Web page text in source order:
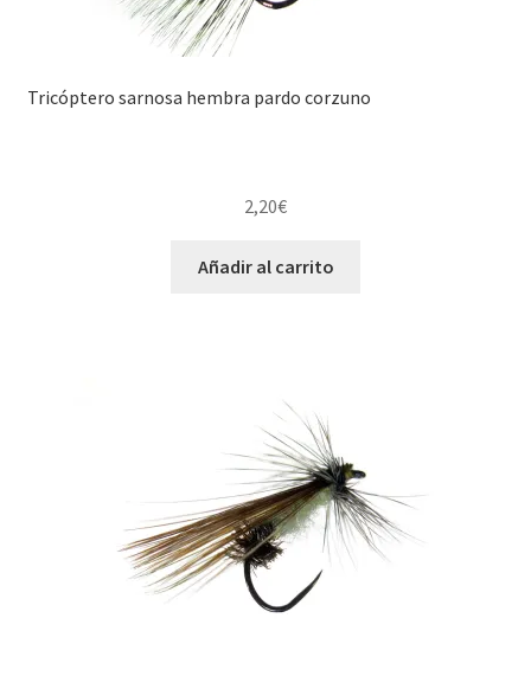
Tricóptero sarnosa hembra pardo corzuno
2,20€
Añadir al carrito